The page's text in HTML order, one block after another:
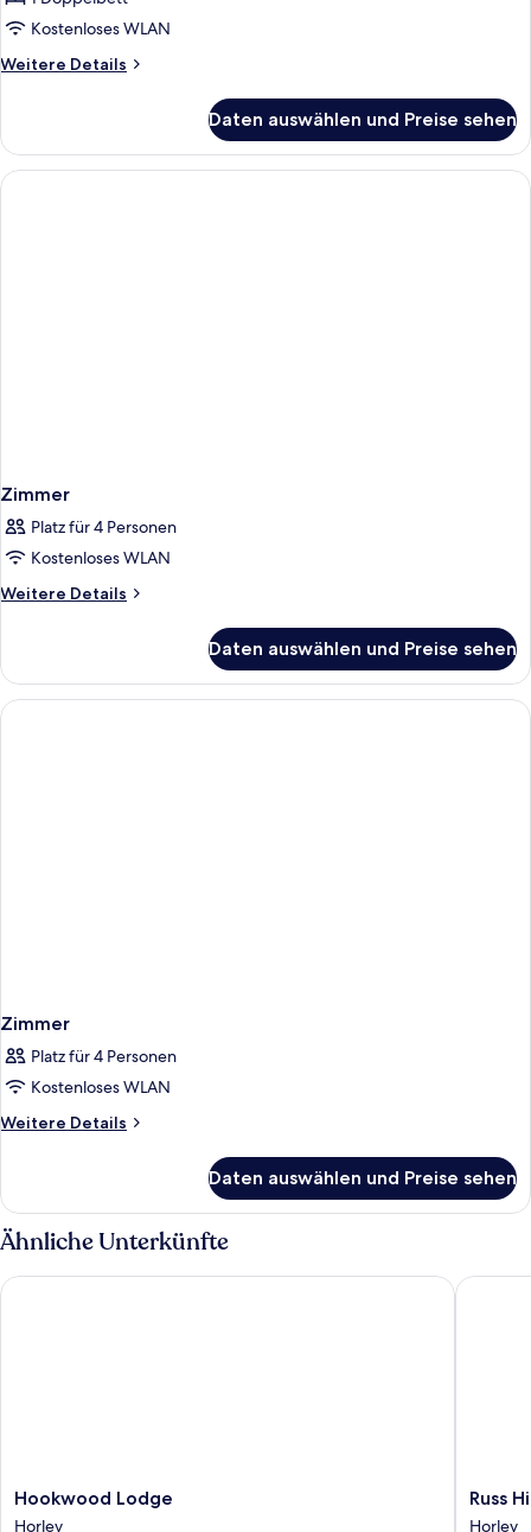
suite
Room
Only
anzeigen
Kostenloses WLAN
Weitere Details
Weitere
En-
suite
Room
Daten auswählen und Preise sehen
Zimmer
Platz für 4 Personen
Kostenloses WLAN
Weitere Details
Weitere
Daten auswählen und Preise sehen
Zimmer
Platz für 4 Personen
Kostenloses WLAN
Weitere Details
Weitere
Daten auswählen und Preise sehen
Ähnliche Unterkünfte
Hookwood
Lodge
Hookwood Lodge
Horley
Hookwood Lodge
Russ
Hill
Russ
Horley
Russ